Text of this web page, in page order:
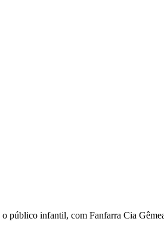
o público infantil, com Fanfarra Cia